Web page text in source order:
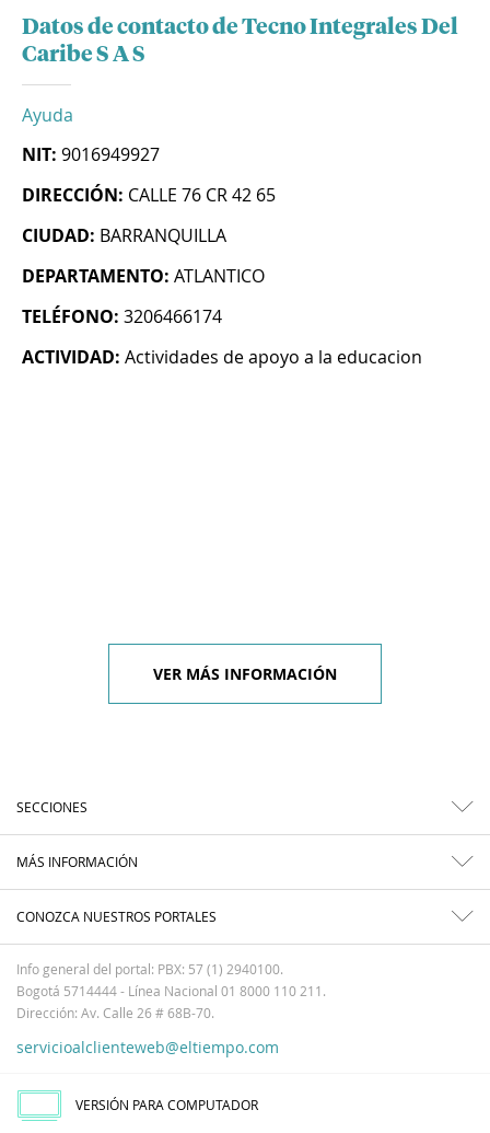
Datos de contacto de Tecno Integrales Del
Caribe S A S
Ayuda
NIT: 9016949927
DIRECCIÓN: CALLE 76 CR 42 65
CIUDAD: BARRANQUILLA
DEPARTAMENTO: ATLANTICO
TELÉFONO: 3206466174
ACTIVIDAD: Actividades de apoyo a la educacion
VER MÁS INFORMACIÓN
SECCIONES
MÁS INFORMACIÓN
CONOZCA NUESTROS PORTALES
Info general del portal: PBX: 57 (1) 2940100.
Bogotá 5714444 - Línea Nacional 01 8000 110 211.
Dirección: Av. Calle 26 # 68B-70.
servicioalclienteweb@eltiempo.com
VERSIÓN PARA COMPUTADOR